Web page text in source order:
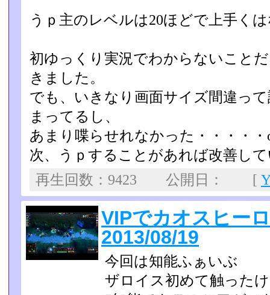
うｐ主のレベルは20ほどで上手く
初ゆっくり実況でわからないこと
きました。
でも、いきなり画面サイズ間違っ
まってるし、
あまり喋らせれなかった・・・・・
次、うｐすることがあれば改善し
再生回数：9423 公開日： [
VIPでカオスヒー
2013/08/19
今回は知能ふぁいぶ
ザロイス初めて触った